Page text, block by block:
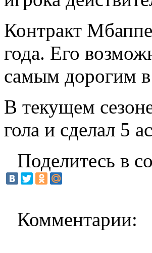
Контракт
года. Его
самым дорогим
В текущем
гола и сделал 5
Поделитесь в
Комментарии: